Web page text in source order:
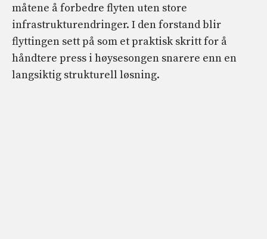
måtene å forbedre flyten uten store
infrastrukturendringer. I den forstand blir
flyttingen sett på som et praktisk skritt for å
håndtere press i høysesongen snarere enn en
langsiktig strukturell løsning.